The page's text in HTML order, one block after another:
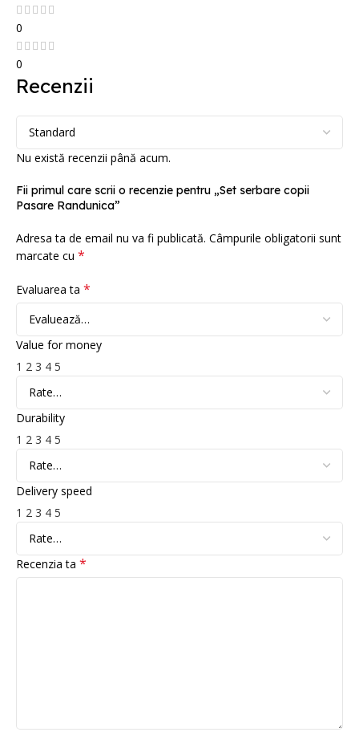
0
0
Recenzii
Nu există recenzii până acum.
Fii primul care scrii o recenzie pentru „Set serbare copii
Pasare Randunica”
Adresa ta de email nu va fi publicată. Câmpurile obligatorii sunt
marcate cu *
Evaluarea ta *
Value for money
1 2 3 4 5
Durability
1 2 3 4 5
Delivery speed
1 2 3 4 5
Recenzia ta *